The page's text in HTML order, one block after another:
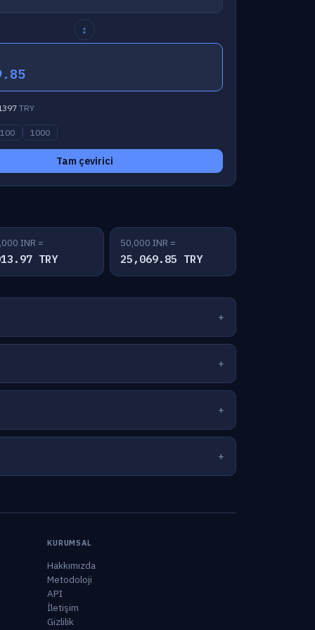
↕
TRY
100 1000
Tam çevirici
INR =
TRY
50,000 INR =
25,069.85 TRY
KURUMSAL
Hakkımızda
Metodoloji
API
İletişim
Gizlilik